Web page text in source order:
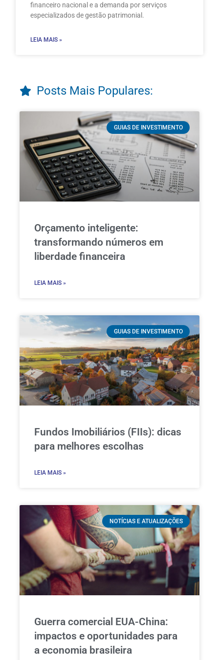
financeiro nacional e a demanda por serviços
especializados de gestão patrimonial.
LEIA MAIS »
Posts Mais Populares:
GUIAS DE INVESTIMENTO
Orçamento inteligente:
transformando números em
liberdade financeira
LEIA MAIS »
GUIAS DE INVESTIMENTO
Fundos Imobiliários (FIIs): dicas
para melhores escolhas
LEIA MAIS »
NOTÍCIAS E ATUALIZAÇÕES
Guerra comercial EUA-China:
impactos e oportunidades para
a economia brasileira